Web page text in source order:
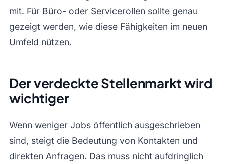
mit. Für Büro- oder Servicerollen sollte genau
gezeigt werden, wie diese Fähigkeiten im neuen
Umfeld nützen.
Der verdeckte Stellenmarkt wird
wichtiger
Wenn weniger Jobs öffentlich ausgeschrieben
sind, steigt die Bedeutung von Kontakten und
direkten Anfragen. Das muss nicht aufdringlich